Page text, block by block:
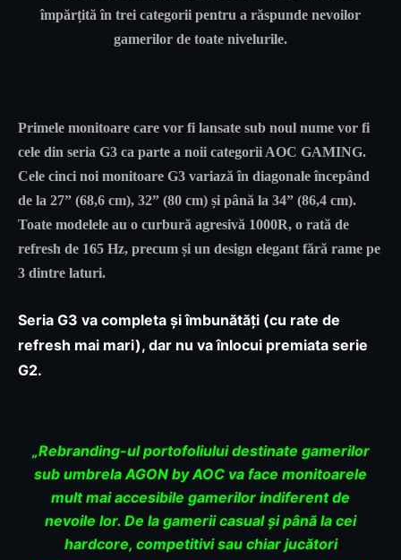
împărțită în trei categorii pentru a răspunde nevoilor
gamerilor de toate nivelurile.
Primele monitoare care vor fi lansate sub noul nume vor fi
cele din seria G3 ca parte a noii categorii AOC GAMING.
Cele cinci noi monitoare G3 variază în diagonale începând
de la 27” (68,6 cm), 32” (80 cm) și până la 34” (86,4 cm).
Toate modelele au o curbură agresivă 1000R, o rată de
refresh de 165 Hz, precum și un design elegant fără rame pe
3 dintre laturi.
Seria G3 va completa și îmbunătăți (cu rate de
refresh mai mari), dar nu va înlocui premiata serie
G2.
„Rebranding-ul portofoliului destinate gamerilor
sub umbrela AGON by AOC va face monitoarele
mult mai accesibile gamerilor indiferent de
nevoile lor. De la gamerii casual și până la cei
hardcore, competitivi sau chiar jucători